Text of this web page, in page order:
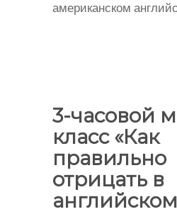
американском
3-часовой
класс «Как
правильно
отрицать в